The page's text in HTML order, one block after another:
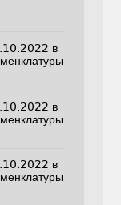
в
в
в